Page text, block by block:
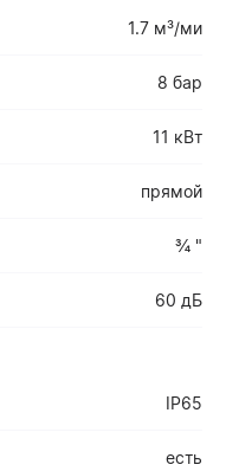
1.7 м³/ми
8 бар
11 кВт
прямой
¾ "
60 дБ
IP65
есть